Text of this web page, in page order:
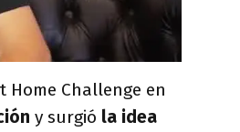
Home Challenge en
y surgió la idea